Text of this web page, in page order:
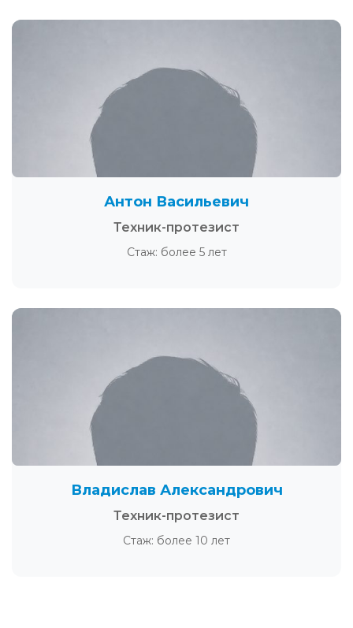
Антон Васильевич
Техник-протезист
Стаж: более 5 лет
Владислав Александрович
Техник-протезист
Стаж: более 10 лет